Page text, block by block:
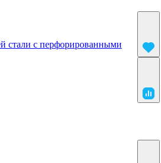
стали с перфорированными